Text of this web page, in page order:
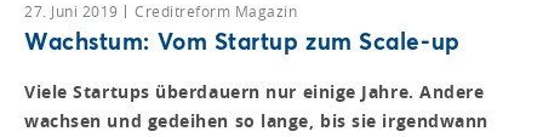
27. Juni 2019 Creditreform Magazin
Wachstum: Vom Startup zum Scale-up
Viele Startups überdauern nur einige Jahre. Andere
wachsen und gedeihen so lange, bis sie irgendwann